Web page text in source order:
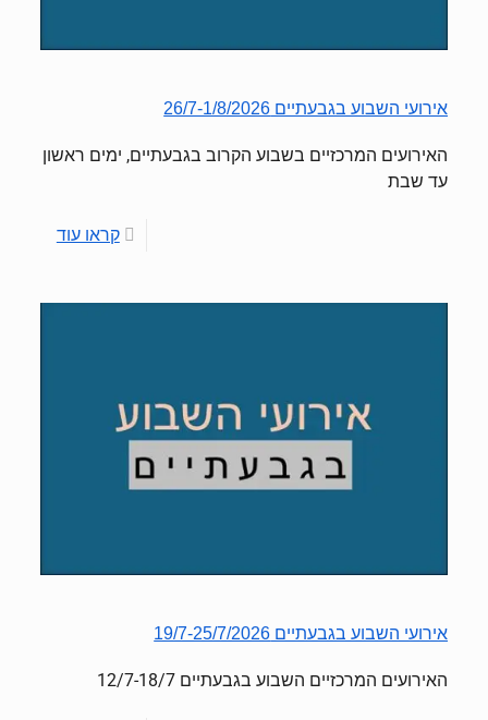
אירועי השבוע בגבעתיים 26/7-1/8/2026
האירועים המרכזיים בשבוע הקרוב בגבעתיים, ימים ראשון
עד שבת
קראו עוד
אירועי השבוע בגבעתיים 19/7-25/7/2026
האירועים המרכזיים השבוע בגבעתיים 12/7-18/7